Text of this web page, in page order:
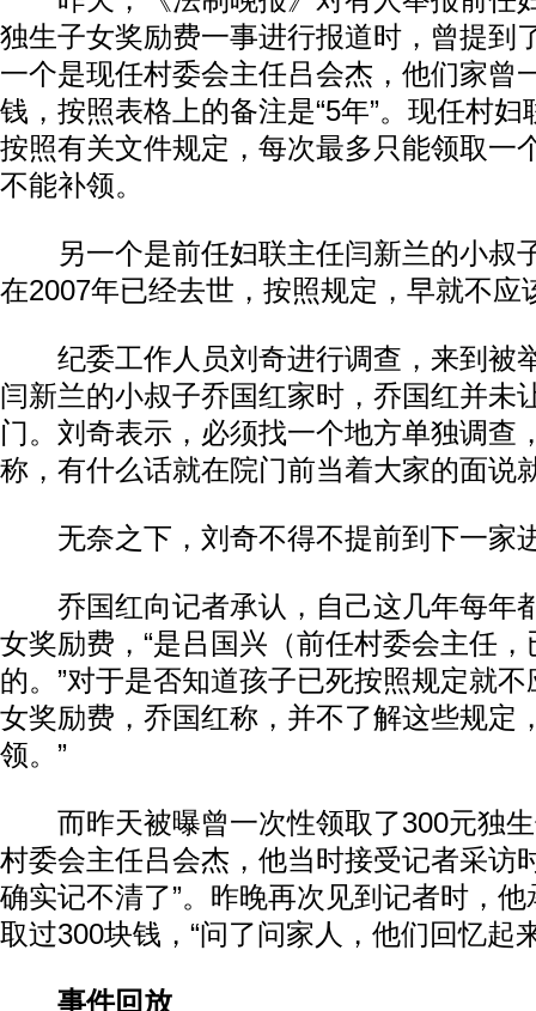
独生子女奖励费一事进行报道时，曾提到
一个是现任村委会主任吕会杰，他们家曾
钱，按照表格上的备注是“5年”。现任村
按照有关文件规定，每次最多只能领取一
不能补领。
另一个是前任妇联主任闫新兰的小叔
在2007年已经去世，按照规定，早就不应
纪委工作人员刘奇进行调查，来到被
闫新兰的小叔子乔国红家时，乔国红并未
门。刘奇表示，必须找一个地方单独调查
称，有什么话就在院门前当着大家的面说
无奈之下，刘奇不得不提前到下一家
乔国红向记者承认，自己这几年每年
女奖励费，“是吕国兴（前任村委会主任
的。”对于是否知道孩子已死按照规定就
女奖励费，乔国红称，并不了解这些规定
领。”
而昨天被曝曾一次性领取了300元独生
村委会主任吕会杰，他当时接受记者采访
确实记不清了”。昨晚再次见到记者时，
取过300块钱，“问了问家人，他们回忆起
事件回放